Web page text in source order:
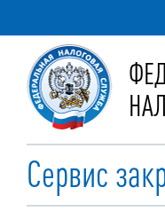
Сервис